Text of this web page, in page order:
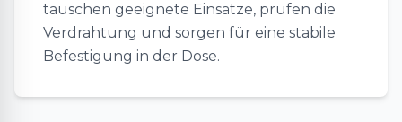
tauschen geeignete Einsätze, prüfen die
Verdrahtung und sorgen für eine stabile
Befestigung in der Dose.